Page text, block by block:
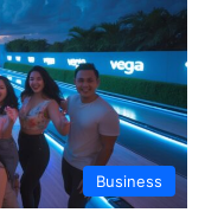
Business